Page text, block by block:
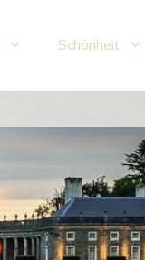
Schönheit